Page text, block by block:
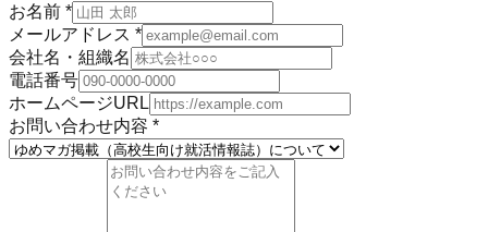
お名前 *
メールアドレス *
会社名・組織名
電話番号
ホームページURL
お問い合わせ内容 *